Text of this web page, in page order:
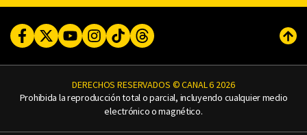
FacebookTwitterYoutubeInstagram
TikTokThreads
DERECHOS RESERVADOS © CANAL 6 2026
Prohibida la reproducción total o parcial, incluyendo cualquier medio
electrónico o magnético.